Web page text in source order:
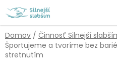
Prejsť
na
obsah
Domov / Činnosť Silnejší
Športujeme a tvoríme bez
stretnutím